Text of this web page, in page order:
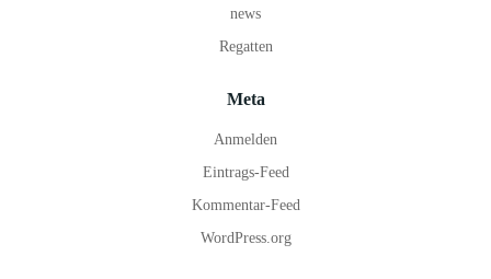
news
Regatten
Meta
Anmelden
Eintrags-Feed
Kommentar-Feed
WordPress.org